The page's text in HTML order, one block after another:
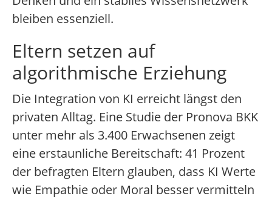
bleiben essenziell.
Eltern setzen auf
algorithmische Erziehung
Die Integration von KI erreicht längst den
privaten Alltag. Eine Studie der Pronova BKK
unter mehr als 3.400 Erwachsenen zeigt
eine erstaunliche Bereitschaft: 41 Prozent
der befragten Eltern glauben, dass KI Werte
wie Empathie oder Moral besser vermitteln